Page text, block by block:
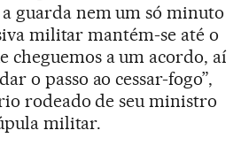
guarda nem um só minuto
militar mantém-se até o
cheguemos a um acordo, aí
o passo ao cessar-fogo”,
rodeado de seu ministro
militar.